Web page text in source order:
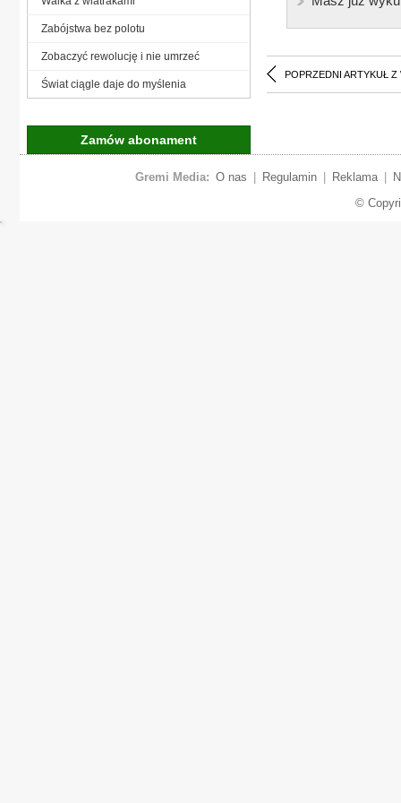
POPRZEDNI ARTYKUŁ Z
Zabójstwa bez polotu
Zobaczyć rewolucję i nie umrzeć
Świat ciągle daje do myślenia
Zamów abonament
Gremi Media: O nas Regulamin Reklama
©